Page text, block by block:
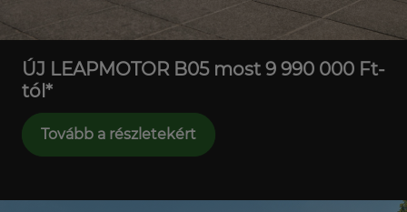
ÚJ LEAPMOTOR B05 most 9 990 000 Ft-
tól*
Tovább a részletekért